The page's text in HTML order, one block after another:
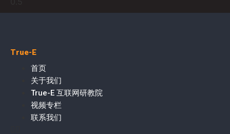
True-E
首页
关于我们
True-E 互联网研教院
视频专栏
联系我们